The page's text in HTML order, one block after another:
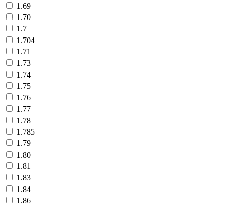
1.69
1.70
1.7
1.704
1.71
1.73
1.74
1.75
1.76
1.77
1.78
1.785
1.79
1.80
1.81
1.83
1.84
1.86